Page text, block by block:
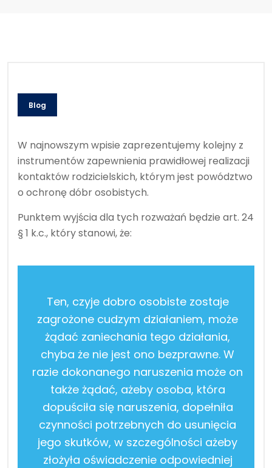
Blog
W najnowszym wpisie zaprezentujemy kolejny z
instrumentów zapewnienia prawidłowej realizacji
kontaktów rodzicielskich, którym jest powództwo
o ochronę dóbr osobistych.
Punktem wyjścia dla tych rozważań będzie art. 24
§ 1 k.c., który stanowi, że:
Ten, czyje dobro osobiste zostaje
zagrożone cudzym działaniem, może
żądać zaniechania tego działania,
chyba że nie jest ono bezprawne. W
razie dokonanego naruszenia może on
także żądać, ażeby osoba, która
dopuściła się naruszenia, dopełniła
czynności potrzebnych do usunięcia
jego skutków, w szczególności ażeby
złożyła oświadczenie odpowiedniej